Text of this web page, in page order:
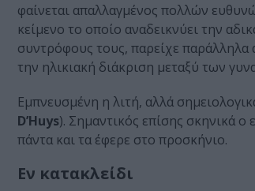
φαίνεται απαλλαγμένος πολλών
κείμενο το οποίο αναδεικνύει την
συντρόφους τους, παρείχε παράλληλα
την ηλικιακή διάκριση μεταξύ των
Εμπνευσμένη η λιτή, αλλά
D’Huys). Σημαντικός επίσης σκηνικά
πάντα και τα έφερε στο προσκήνιο.
Εν κατακλείδι